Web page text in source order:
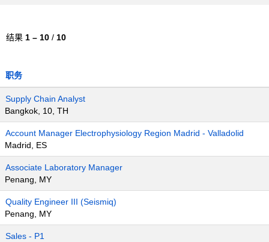
结果 1 – 10 / 10
职务
Supply Chain Analyst
Bangkok, 10, TH
Account Manager Electrophysiology Region Madrid - Valladolid
Madrid, ES
Associate Laboratory Manager
Penang, MY
Quality Engineer III (Seismiq)
Penang, MY
Sales - P1